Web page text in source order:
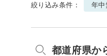
絞り込み条件： 年中
都道府県か